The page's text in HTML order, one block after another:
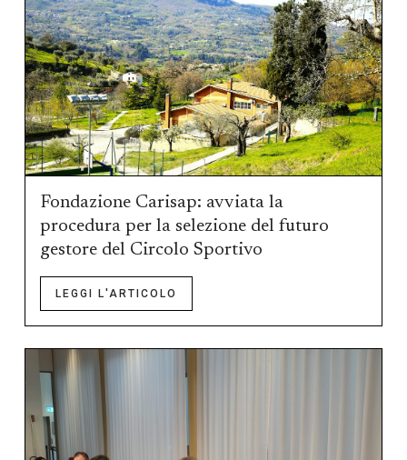
Fondazione Carisap: avviata la
procedura per la selezione del futuro
gestore del Circolo Sportivo
LEGGI L'ARTICOLO